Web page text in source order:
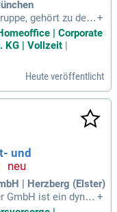
gehört zu den
und Europ
Prämienvolume
wir maßgesch
wir sind in ganz De
aktiv. Unsere
Verwaltung von
und
engagierte Studiere
die unser
Ihre Möglichkeite
+
| Corporate
KG | Vollzeit |
Heute veröffentlicht
und
| Herzberg (Elster)
GmbH ist ein dyna +